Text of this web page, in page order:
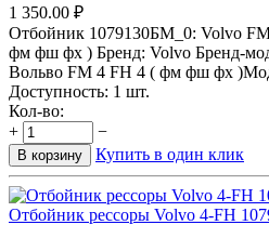
1 350.00 ₽
Отбойник 1079130БМ_0: Volvo
фм фш фх ) Бренд: Volvo Бренд-
Вольво FM 4 FH 4 ( фм фш фх
Доступность: 1 шт.
Кол-во:
+
−
В корзину Купить в один клик
Отбойник рессоры Volvo 4-FH